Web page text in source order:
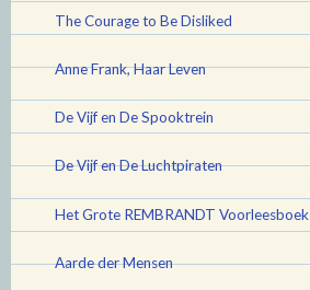
The Courage to Be Disliked
Anne Frank, Haar Leven
De Vijf en De Spooktrein
De Vijf en De Luchtpiraten
Het Grote REMBRANDT Voorleesboek
Aarde der Mensen